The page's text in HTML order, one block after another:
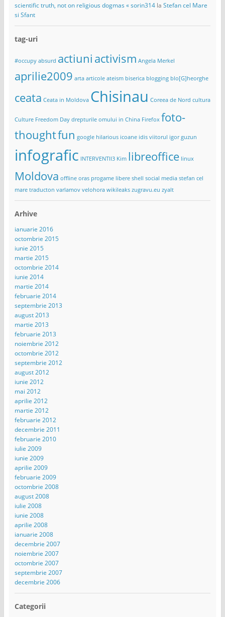
scientific truth, not on religious dogmas « sorin314la Stefan cel Mare
si Sfant
tag-uri
#occupy absurd actiuni activism Angela Merkel
aprilie2009 arta articole ateism biserica blogging blo[G]heorghe
ceata Ceata in Moldova Chisinau Coreea de Nord cultura
Culture Freedom Day drepturile omului in China Firefox foto-
thoughtfun google hilarious icoane idis viitorul igor guzun
infografic INTERVENTII3 Kim libreoffice linux
Moldova offline oras progame libere shell social media stefan cel
mare traducton varlamov velohora wikileaks zugravu.eu zyalt
Arhive
ianuarie 2016
octombrie 2015
iunie 2015
martie 2015
octombrie 2014
iunie 2014
martie 2014
februarie 2014
septembrie 2013
august 2013
martie 2013
februarie 2013
noiembrie 2012
octombrie 2012
septembrie 2012
august 2012
iunie 2012
mai 2012
aprilie 2012
martie 2012
februarie 2012
decembrie 2011
februarie 2010
iulie 2009
iunie 2009
aprilie 2009
februarie 2009
octombrie 2008
august 2008
iulie 2008
iunie 2008
aprilie 2008
ianuarie 2008
decembrie 2007
noiembrie 2007
octombrie 2007
septembrie 2007
decembrie 2006
Categorii